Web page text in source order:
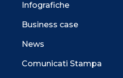
Infografiche
Business case
News
Comunicati Stampa